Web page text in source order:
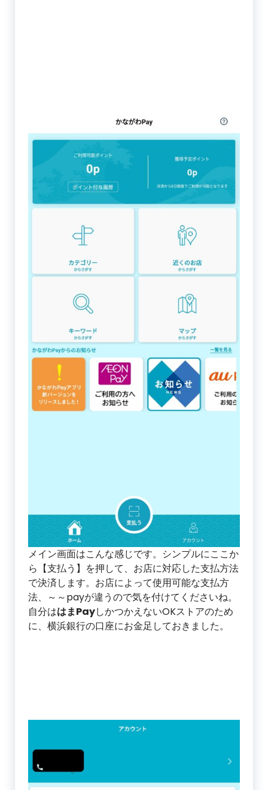
メイン画面はこんな感じです。シンプルにここか
ら【支払う】を押して、お店に対応した支払方法
で決済します。お店によって使用可能な支払方
法、～～payが違うので気を付けてくださいね。
自分ははまPayしかつかえないOKストアのため
に、横浜銀行の口座にお金足しておきました。